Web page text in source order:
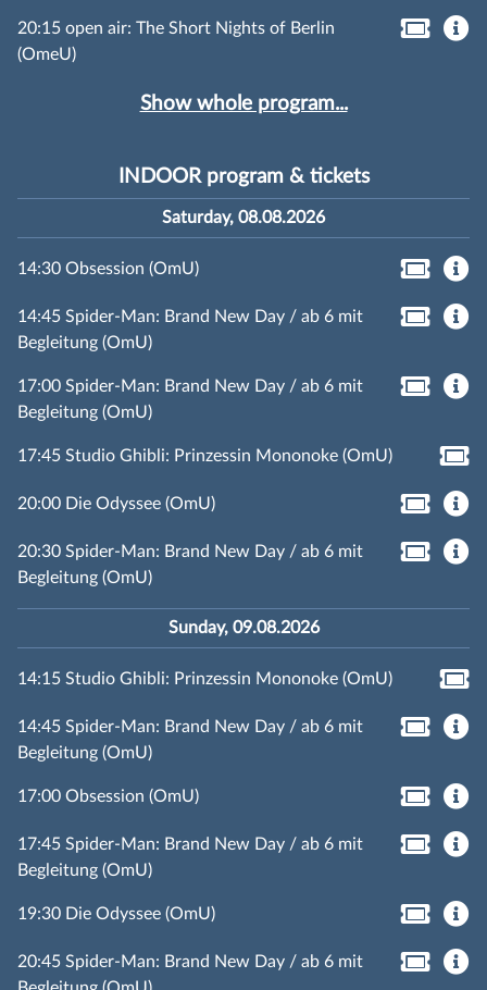
20:15 open air: The Short Nights of Berlin
(OmeU)
Show whole program...
INDOOR program & tickets
Saturday, 08.08.2026
14:30 Obsession (OmU)
14:45 Spider-Man: Brand New Day / ab 6 mit
Begleitung (OmU)
17:00 Spider-Man: Brand New Day / ab 6 mit
Begleitung (OmU)
17:45 Studio Ghibli: Prinzessin Mononoke (OmU)
20:00 Die Odyssee (OmU)
20:30 Spider-Man: Brand New Day / ab 6 mit
Begleitung (OmU)
Sunday, 09.08.2026
14:15 Studio Ghibli: Prinzessin Mononoke (OmU)
14:45 Spider-Man: Brand New Day / ab 6 mit
Begleitung (OmU)
17:00 Obsession (OmU)
17:45 Spider-Man: Brand New Day / ab 6 mit
Begleitung (OmU)
19:30 Die Odyssee (OmU)
20:45 Spider-Man: Brand New Day / ab 6 mit